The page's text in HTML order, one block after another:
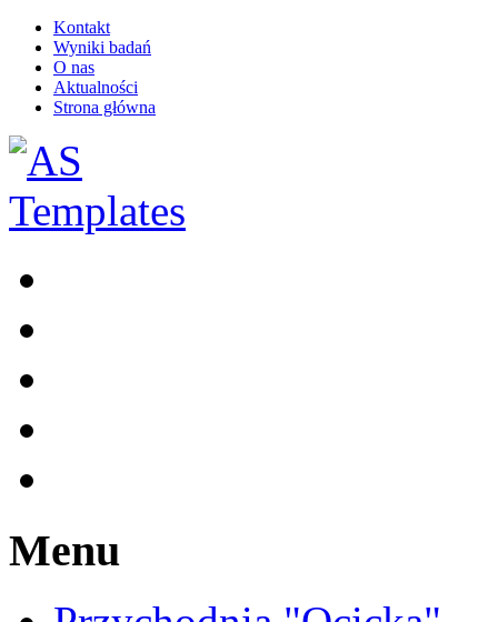
Kontakt
Wyniki badań
O nas
Aktualności
Strona główna
Menu